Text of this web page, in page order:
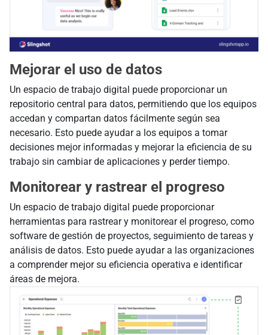
Mejorar el uso de datos
Un espacio de trabajo digital puede proporcionar un
repositorio central para datos, permitiendo que los equipos
accedan y compartan datos fácilmente según sea
necesario. Esto puede ayudar a los equipos a tomar
decisiones mejor informadas y mejorar la eficiencia de su
trabajo sin cambiar de aplicaciones y perder tiempo.
Monitorear y rastrear el progreso
Un espacio de trabajo digital puede proporcionar
herramientas para rastrear y monitorear el progreso, como
software de gestión de proyectos, seguimiento de tareas y
análisis de datos. Esto puede ayudar a las organizaciones
a comprender mejor su eficiencia operativa e identificar
áreas de mejora.